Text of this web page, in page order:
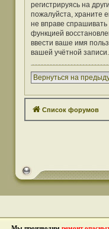
регистрируясь на
пожалуйста, храните
не вправе
функцией
ввести ваше имя
вашей учётной записи.
Вернуться на
Список форумов